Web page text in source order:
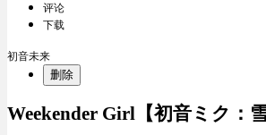
评论
下载
初音未来
删除
Weekender Girl【初音ミク：